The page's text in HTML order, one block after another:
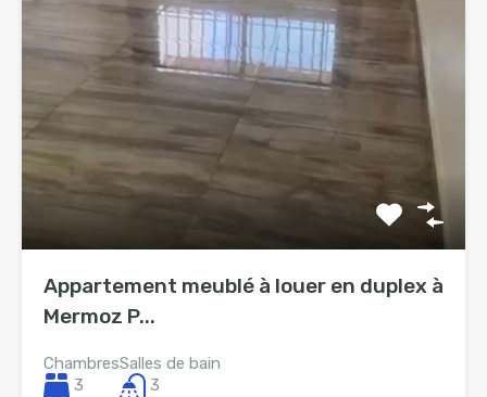
Appartement meublé à louer en duplex à
Mermoz P...
Chambres
3
Salles de bain
3